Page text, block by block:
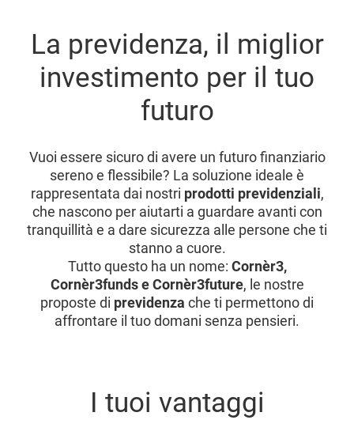
La previdenza, il miglior
investimento per il tuo
futuro
Vuoi essere sicuro di avere un futuro finanziario
sereno e flessibile? La soluzione ideale è
rappresentata dai nostri prodotti previdenziali,
che nascono per aiutarti a guardare avanti con
tranquillità e a dare sicurezza alle persone che ti
stanno a cuore.
Tutto questo ha un nome: Cornèr3,
Cornèr3funds e Cornèr3future, le nostre
proposte di previdenza che ti permettono di
affrontare il tuo domani senza pensieri.
I tuoi vantaggi